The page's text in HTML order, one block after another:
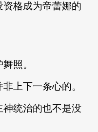
资格成为帝蕾娜的
照。
上下一条心的。
统治的也不是没